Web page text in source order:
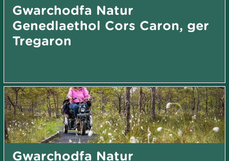
Gwarchodfa Natur
Genedlaethol Cors Caron, ger
Tregaron
Gwarchodfa Natur